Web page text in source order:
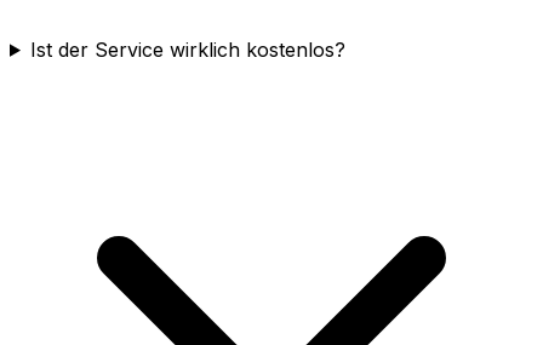
Ist der Service wirklich kostenlos?